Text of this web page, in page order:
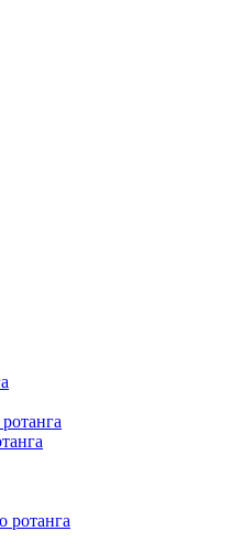
ротанга